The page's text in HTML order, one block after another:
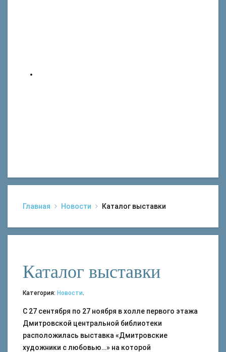
Главная Новости Каталог выставки
Каталог выставки
Категория: Новости.
С 27 сентября по 27 ноября в холле первого этажа
Дмитровской центральной библиотеки
расположилась выставка «Дмитровские
художники с любовью…» на которой